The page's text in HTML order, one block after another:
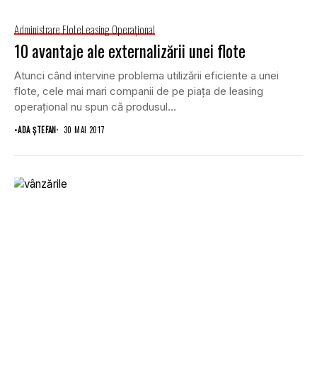
Administrare FloteLeasing Operaţional
10 avantaje ale externalizării unei flote
Atunci când intervine problema utilizării eficiente a unei
flote, cele mai mari companii de pe piaţa de leasing
operaţional nu spun că produsul...
•ADA ȘTEFAN 30 MAI 2017